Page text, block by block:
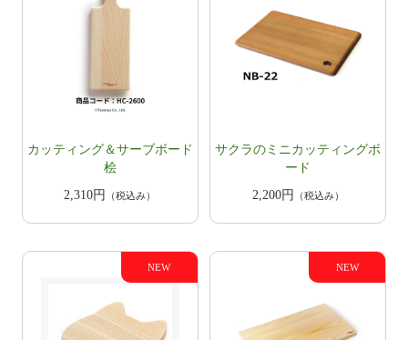
カッティング＆サーブボード
桧
2,310円
（税込み）
サクラのミニカッティングボ
ード
2,200円
（税込み）